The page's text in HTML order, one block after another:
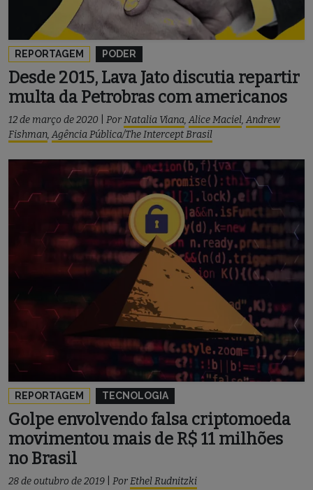
REPORTAGEM PODER
Desde 2015, Lava Jato discutia repartir
multa da Petrobras com americanos
12 de março de 2020 PorNatalia Viana,Alice Maciel,Andrew
Fishman,Agência Pública/The Intercept Brasil
REPORTAGEM TECNOLOGIA
Golpe envolvendo falsa criptomoeda
movimentou mais de R$ 11 milhões
no Brasil
28 de outubro de 2019 PorEthel Rudnitzki